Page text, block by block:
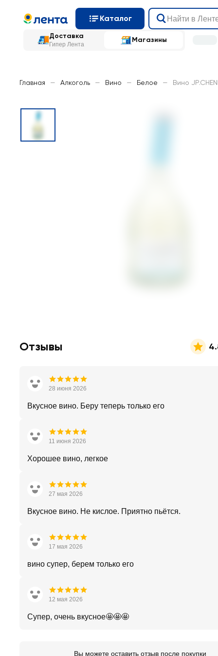
Каталог
Доставка
Гипер Лента
Магазины
Главная — Алкоголь — Вино — Белое — Вино
Отзывы
28 июня 2026
Вкусное вино. Беру теперь только его
11 июня 2026
Хорошее вино, легкое
27 мая 2026
Вкусное вино. Не кислое. Приятно пьётся.
17 мая 2026
вино супер, берем только его
12 мая 2026
Супер, очень вкусное🤩🤩🤩
Вы можете оставить отзыв после покупки